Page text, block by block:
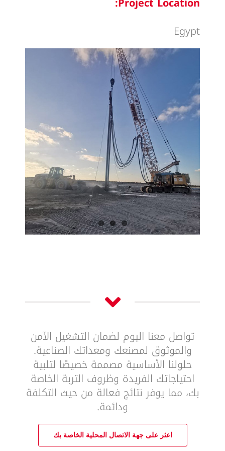
Egypt
تواصل معنا اليوم لضمان التشغيل الآمن
والموثوق لمصنعك ومعداتك الصناعية.
حلولنا الأساسية مصممة خصيصًا لتلبية
احتياجاتك الفريدة وظروف التربة الخاصة
بك، مما يوفر نتائج فعالة من حيث التكلفة
ودائمة.
اعثر على جهة الاتصال المحلية الخاصة بك